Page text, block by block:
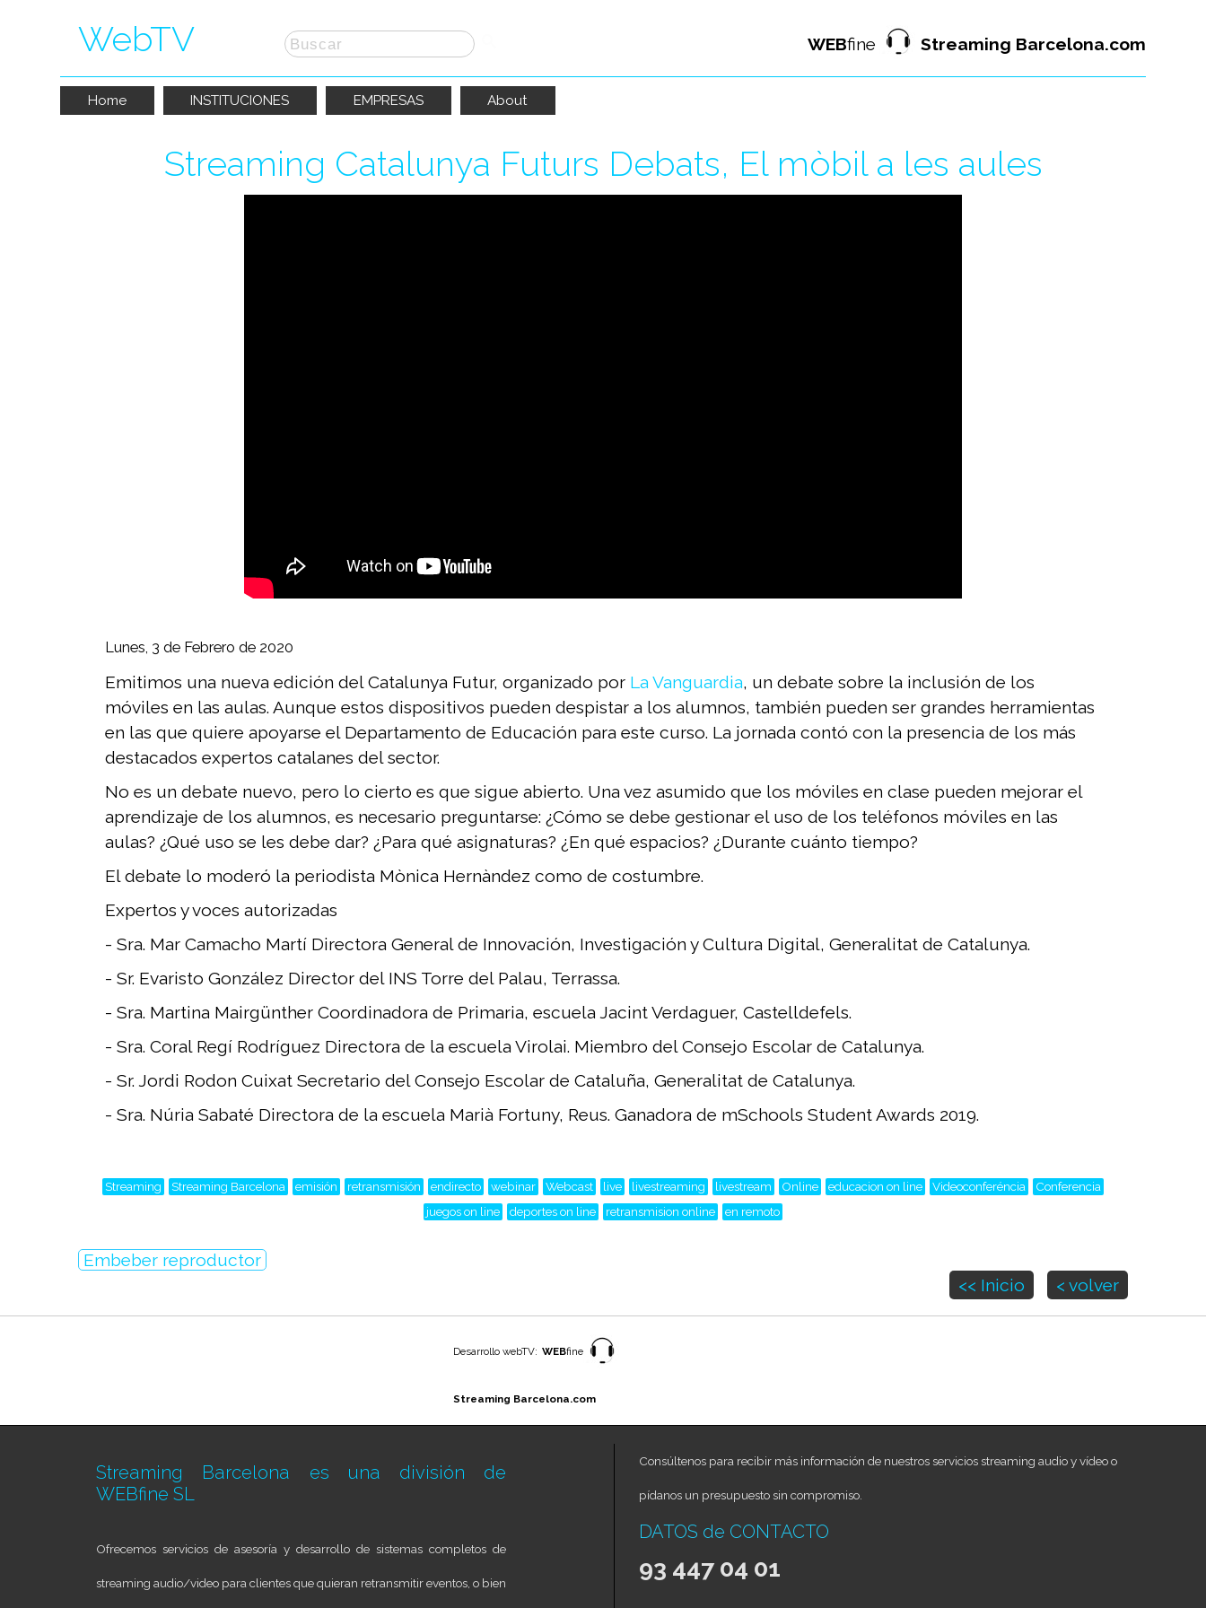
WebTV WEBfine Streaming Barcelona.com
Home INSTITUCIONES EMPRESAS About
Streaming Catalunya Futurs Debats, El mòbil a les aules
Lunes, 3 de Febrero de 2020
Emitimos una nueva edición del Catalunya Futur, organizado por La Vanguardia, un debate sobre la inclusión de los
móviles en las aulas. Aunque estos dispositivos pueden despistar a los alumnos, también pueden ser grandes herramientas
en las que quiere apoyarse el Departamento de Educación para este curso. La jornada contó con la presencia de los más
destacados expertos catalanes del sector.
No es un debate nuevo, pero lo cierto es que sigue abierto. Una vez asumido que los móviles en clase pueden mejorar el
aprendizaje de los alumnos, es necesario preguntarse: ¿Cómo se debe gestionar el uso de los teléfonos móviles en las
aulas? ¿Qué uso se les debe dar? ¿Para qué asignaturas? ¿En qué espacios? ¿Durante cuánto tiempo?
El debate lo moderó la periodista Mònica Hernàndez como de costumbre.
Expertos y voces autorizadas
- Sra. Mar Camacho Martí Directora General de Innovación, Investigación y Cultura Digital, Generalitat de Catalunya.
- Sr. Evaristo González Director del INS Torre del Palau, Terrassa.
- Sra. Martina Mairgünther Coordinadora de Primaria, escuela Jacint Verdaguer, Castelldefels.
- Sra. Coral Regí Rodríguez Directora de la escuela Virolai. Miembro del Consejo Escolar de Catalunya.
- Sr. Jordi Rodon Cuixat Secretario del Consejo Escolar de Cataluña, Generalitat de Catalunya.
- Sra. Núria Sabaté Directora de la escuela Marià Fortuny, Reus. Ganadora de mSchools Student Awards 2019.
Streaming Streaming Barcelona emisión retransmisión endirecto webinar Webcast live livestreaming livestream Online educacion on line Videoconferéncia
Conferencia
juegos on line
deportes on line retransmision online en remoto
Embeber reproductor
<< Inicio
< volver
Desarrollo webTV: WEBfine
Streaming Barcelona.com
Streaming Barcelona es una división de
WEBfine SL
Ofrecemos servicios de asesoría y desarrollo de sistemas completos de
streaming audio/video para clientes que quieran retransmitir eventos, o bien
Consúltenos para recibir más información de nuestros servicios streaming audio y vídeo o
pídanos un presupuesto sin compromiso.
DATOS de CONTACTO
93 447 04 01